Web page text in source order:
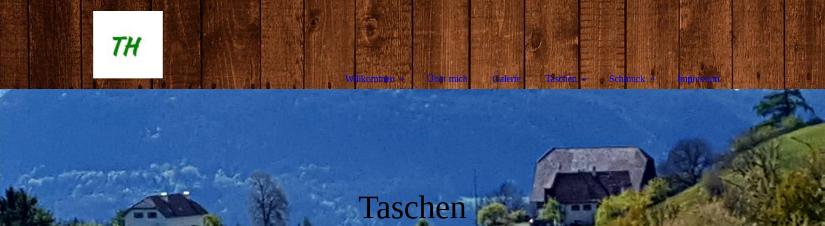
Taschen
Willkommen Über mich Galerie Taschen Schmuck Impressum